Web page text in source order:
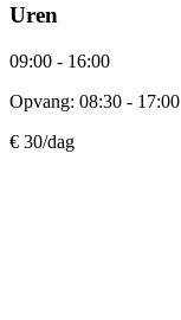
Uren
09:00 - 16:00
Opvang: 08:30 - 17:00
€ 30/dag